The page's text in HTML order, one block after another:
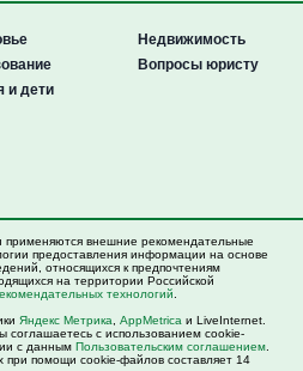
и дети
Недвижимость
Вопросы юристу
внешние рекомендательные
предоставления информации на основе
относящихся к предпочтениям
на территории Российской
технологий
Яндекс Метрика AppMetrica и LiveInternet.
соглашаетесь с использованием cookie-
с данным Пользовательским соглашением
при помощи cookie-файлов составляет 14